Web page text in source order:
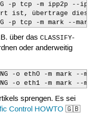
-p tcp -m ipp2p --
ist, übertrage diese
-p tcp -m mark --mark
über das CLASSIFY-
oder anderweitig
-o eth0 -m mark
-o eth1 -m mark
sprengen. Es sei
Control HOWTO 🇬🇧